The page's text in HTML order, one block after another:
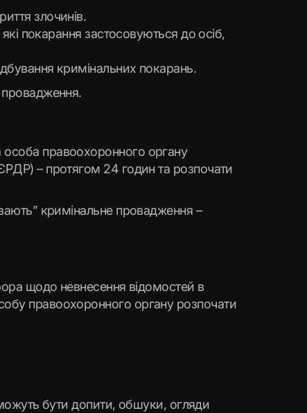
злочинів.
покарання застосовуються до осіб,
кримінальних покарань.
провадження.
особа правоохоронного органу
– протягом 24 годин та розпочати
кримінальне провадження –
щодо невнесення відомостей в
правоохоронного органу розпочати
можуть бути допити, обшуки, огляди